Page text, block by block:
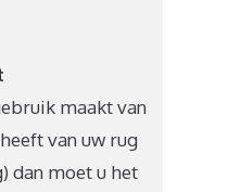
maakt van
van uw rug
dan moet u het